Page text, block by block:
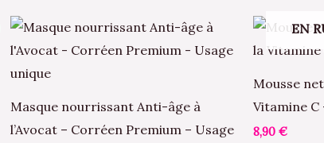
Masque nourrissant Anti-âge à
l’Avocat – Corréen Premium – Usage
EN
Mousse
Vitamine C
8,90 €